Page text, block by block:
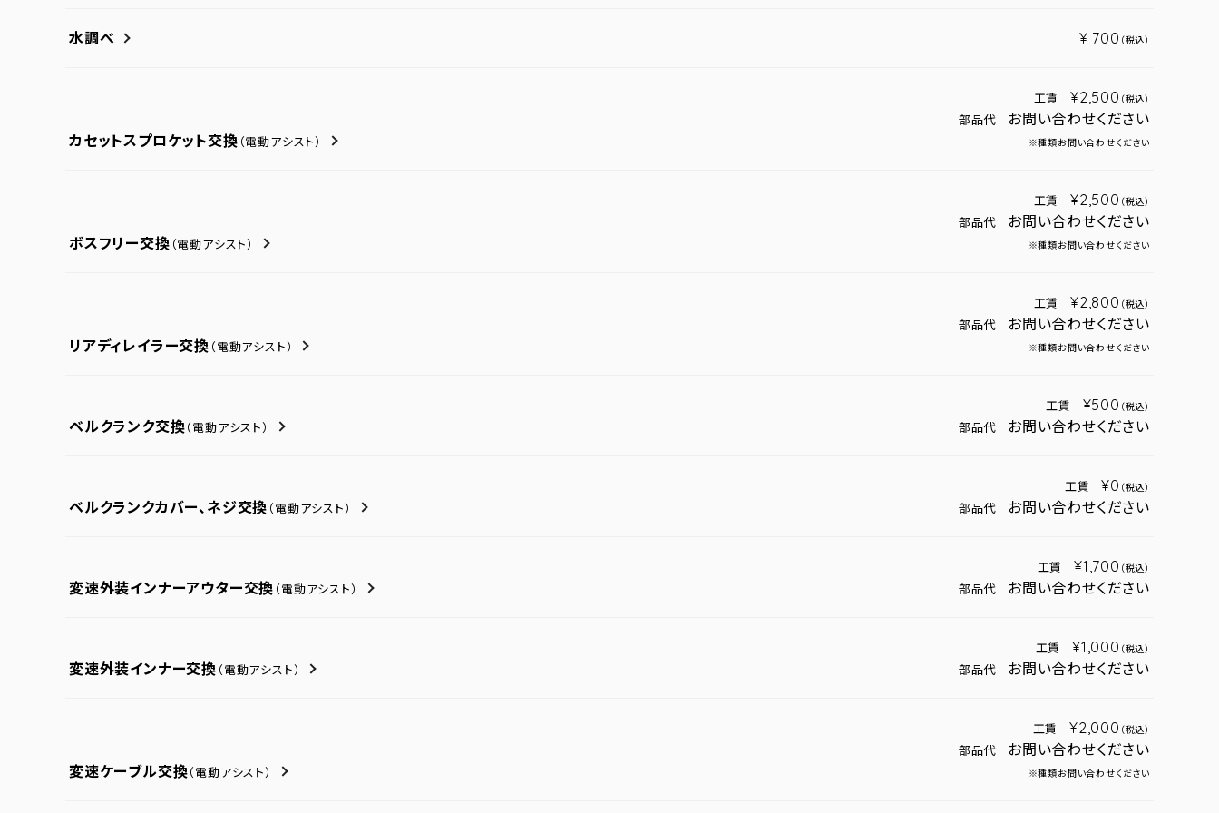
水調べ ¥ 700 （税込）
カセットスプロケット交換 （電動アシスト）
工賃 ¥2,500 （税込）
部品代 お問い合わせください
※種類お問い合わせください
ボスフリー交換 （電動アシスト）
工賃 ¥2,500 （税込）
部品代 お問い合わせください
※種類お問い合わせください
リアディレイラー交換 （電動アシスト）
工賃 ¥2,800 （税込）
部品代 お問い合わせください
※種類お問い合わせください
ベルクランク交換（電動アシスト）
工賃 ¥500 （税込）
部品代 お問い合わせください
ベルクランクカバー、ネジ交換 （電動アシスト）
工賃 ¥0 （税込）
部品代 お問い合わせください
変速外装インナーアウター交換 （電動アシスト）
工賃 ¥1,700 （税込）
部品代 お問い合わせください
変速外装インナー交換 （電動アシスト）
工賃 ¥1,000 （税込）
部品代 お問い合わせください
変速ケーブル交換（電動アシスト）
工賃 ¥2,000 （税込）
部品代 お問い合わせください
※種類お問い合わせください